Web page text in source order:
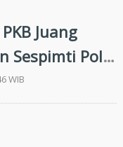
Juang
Sespimti Polri
TNI
WIB